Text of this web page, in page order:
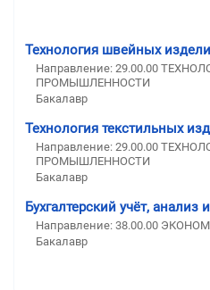
Технология швейных
Направление: 29.00.00
ПРОМЫШЛЕННОСТИ
Бакалавр
Технология текстильных
Направление: 29.00.00
ПРОМЫШЛЕННОСТИ
Бакалавр
Бухгалтерский учёт, анализ
Направление: 38.00.00
Бакалавр